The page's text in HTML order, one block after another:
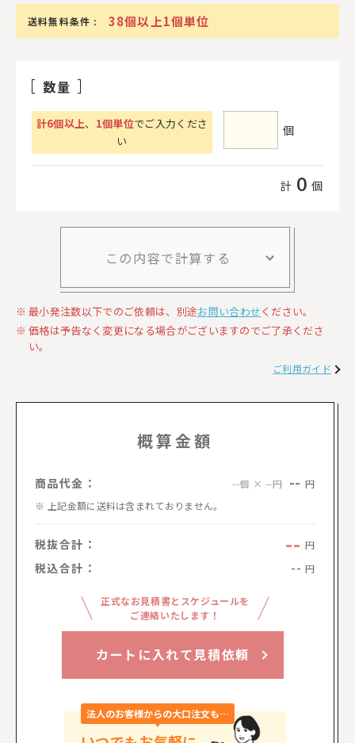
送料無料条件 : 38個以上1個単位
数量
計6個以上、 1個単位でご入力くださ
い
個
計 0 個
この内容で計算する
最小発注数以下でのご依頼は、別途お問い合わせください。
価格は予告なく変更になる場合がございますのでご了承くださ
い。
ご利用ガイド
概算金額
商品代金： --個 × --円 -- 円
上記金額に送料は含まれておりません。
税抜合計： -- 円
税込合計： -- 円
正式なお見積書とスケジュールを
ご連絡いたします！
カートに入れて見積依頼
法人のお客様からの大口注文も…